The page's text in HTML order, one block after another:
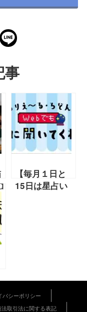
事
【毎月１日と
15日は星占い
バシーポリシー
取引法に関する表記